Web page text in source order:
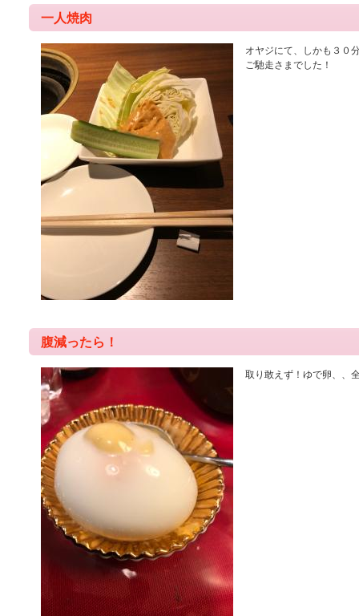
一人焼肉
オヤジにて、しかも３０
ご馳走さまでした！
腹減ったら！
取り敢えず！ゆで卵、、